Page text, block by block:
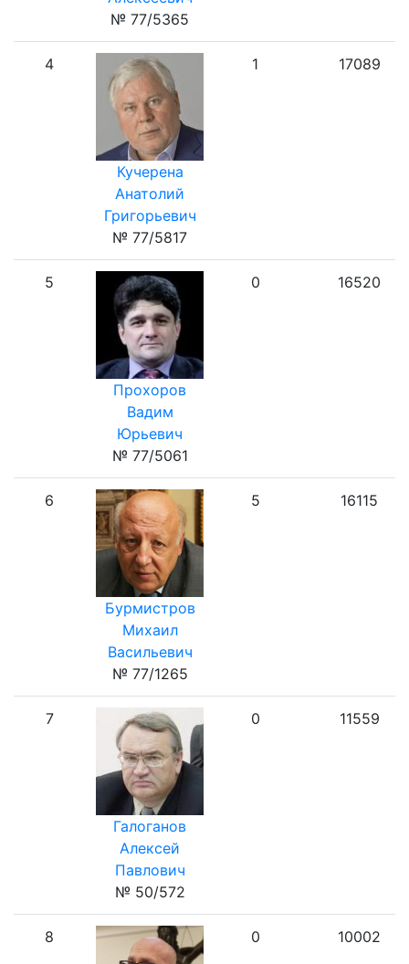
№ 77/5365
4
Кучерена
Анатолий
Григорьевич
№ 77/5817
1 17089
5
Прохоров
Вадим
Юрьевич
№ 77/5061
0 16520
6
Бурмистров
Михаил
Васильевич
№ 77/1265
5 16115
7
Галоганов
Алексей
Павлович
№ 50/572
0 11559
8 0 10002